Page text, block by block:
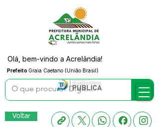
Prefeito Graia Caetano (União Brasil)
Olá, bem-vindo a Acrelândia!
Voltar